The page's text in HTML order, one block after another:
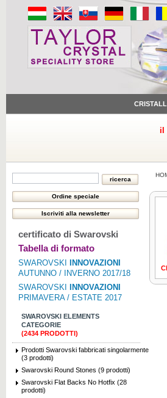
il
certificato di Swarovski
Tabella di formato
SWAROVSKI
INNOVAZIONI
AUTUNNO / INVERNO 2017/18
SWAROVSKI
INNOVAZIONI
PRIMAVERA / ESTATE 2017
SWAROVSKI ELEMENTS
CATEGORIE
(2434 PRODOTTI)
Prodotti Swarovski fabbricati singolarmente
(3 prodotti)
Swarovski Round Stones (9 prodotti)
Swarovski Flat Backs No Hotfix (28
prodotti)